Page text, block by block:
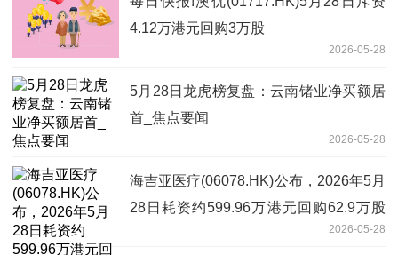
4.12万港元回购3万股
2026-05-28
5月28日龙虎榜复盘：云南锗业净买额居
首_焦点要闻
2026-05-28
海吉亚医疗(06078.HK)公布，2026年5月
28日耗资约599.96万港元回购62.9万股
2026-05-28